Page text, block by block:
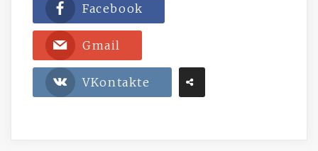
Facebook
Gmail
VKontakte